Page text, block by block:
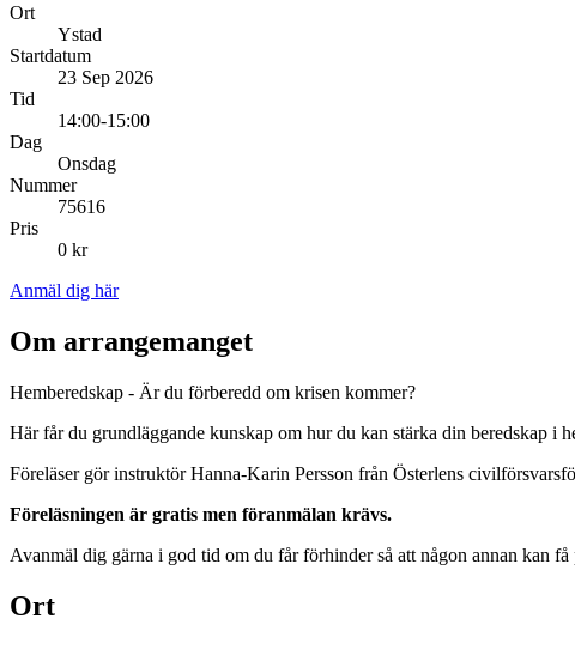
Ort
Ystad
Startdatum
23 Sep 2026
Tid
14:00-15:00
Dag
Onsdag
Nummer
75616
Pris
0 kr
Anmäl dig här
Om arrangemanget
Hemberedskap - Är du förberedd om krisen kommer?
Här får du grundläggande kunskap om hur du kan stärka din beredskap i
Föreläser gör instruktör Hanna-Karin Persson från Österlens
Föreläsningen är gratis men föranmälan krävs.
Avanmäl dig gärna i god tid om du får förhinder så att någon annan kan få
Ort